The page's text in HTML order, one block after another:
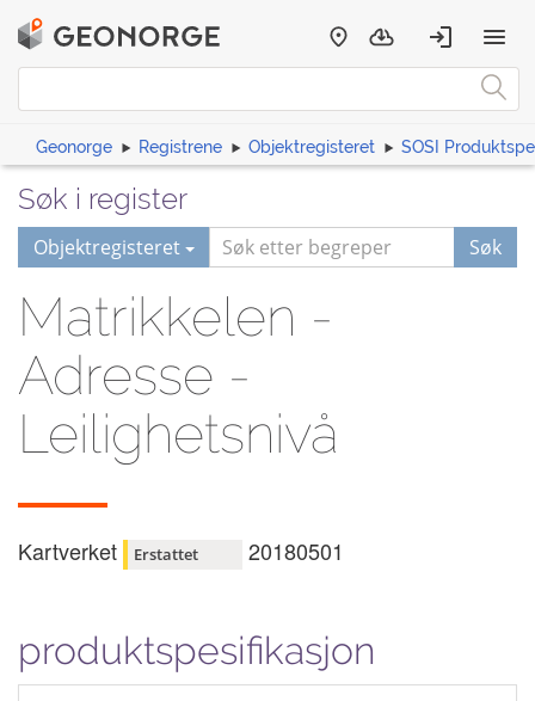
Geonorge Registrene Objektregisteret SOSI
Søk i register
Objektregisteret Søk
Matrikkelen -
Adresse -
Leilighetsnivå
Kartverket Erstattet 20180501
produktspesifikasjon